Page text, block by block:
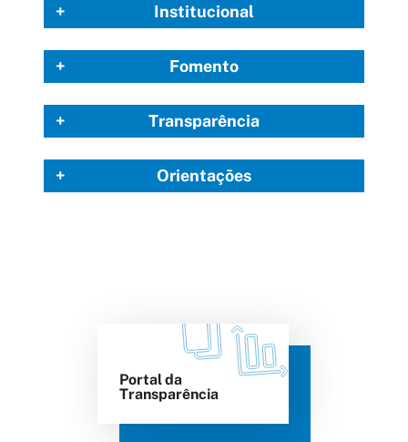
Institucional
Fomento
Transparência
Orientações
Portal da
Transparência